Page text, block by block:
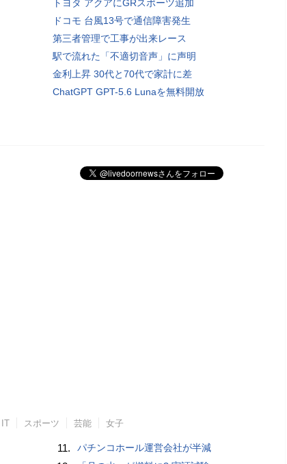
トヨタ アクアにGRスポーツ追加
ドコモ 台風13号で通信障害発生
第三者管理で工事が出来レース
駅で流れた「不適切音声」に声明
金利上昇 30代と70代で家計に差
ChatGPT GPT-5.6 Lunaを無料開放
IT スポーツ 芸能 女子
11. パチンコホール運営会社が半減